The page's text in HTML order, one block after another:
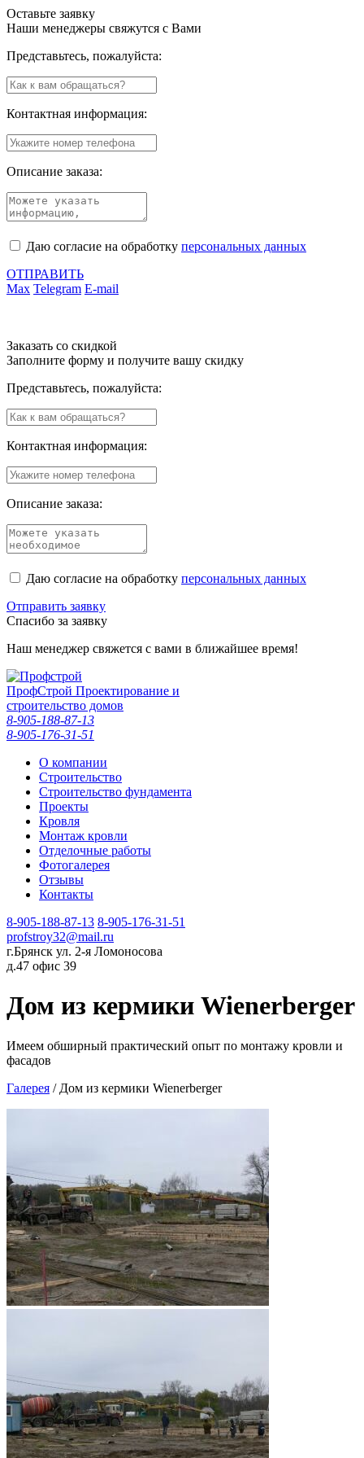
Оставьте заявку
Наши менеджеры свяжутся с Вами
Представьтесь, пожалуйста:
Контактная информация:
Описание заказа:
Даю согласие на обработку персональных данных
ОТПРАВИТЬ
Max Telegram E-mail
Заказать со скидкой
Заполните форму и получите вашу скидку
Представьтесь, пожалуйста:
Контактная информация:
Описание заказа:
Даю согласие на обработку персональных данных
Отправить заявку
Спасибо за заявку
Наш менеджер свяжется с вами в ближайшее время!
ПрофСтрой Проектирование и
строительство домов
8-905-188-87-13
8-905-176-31-51
О компании
Строительство
Строительство фундамента
Проекты
Кровля
Монтаж кровли
Отделочные работы
Фотогалерея
Отзывы
Контакты
8-905-188-87-13 8-905-176-31-51
profstroy32@mail.ru
г.Брянск ул. 2-я Ломоносова
д.47 офис 39
Дом из кермики Wienerberger
Имеем обширный практический опыт по монтажу кровли и
фасадов
Галерея / Дом из кермики Wienerberger